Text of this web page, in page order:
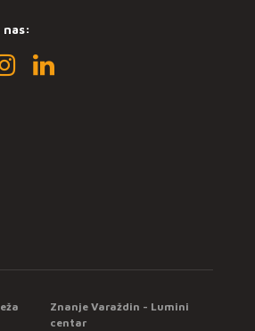
Znanje Varaždin - Lumini
centar